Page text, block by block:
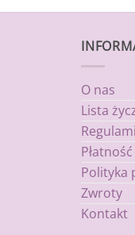
O nas
Lista
Polityka
Zwroty
Kontakt